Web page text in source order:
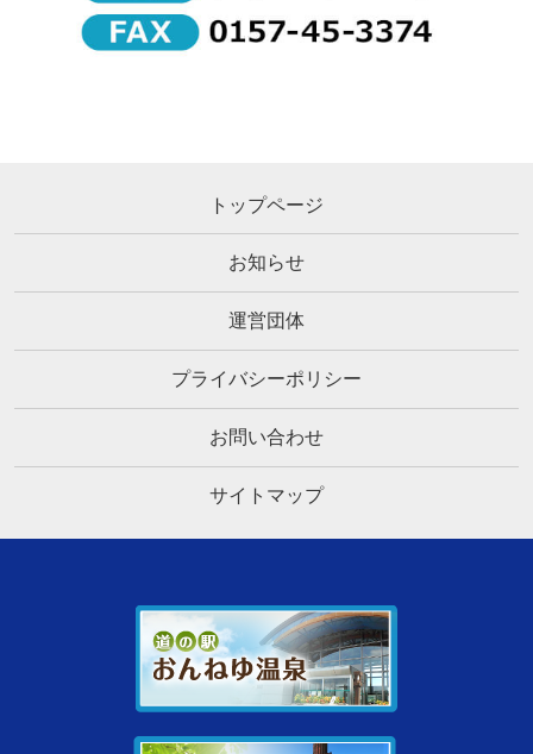
トップページ
お知らせ
運営団体
プライバシーポリシー
お問い合わせ
サイトマップ